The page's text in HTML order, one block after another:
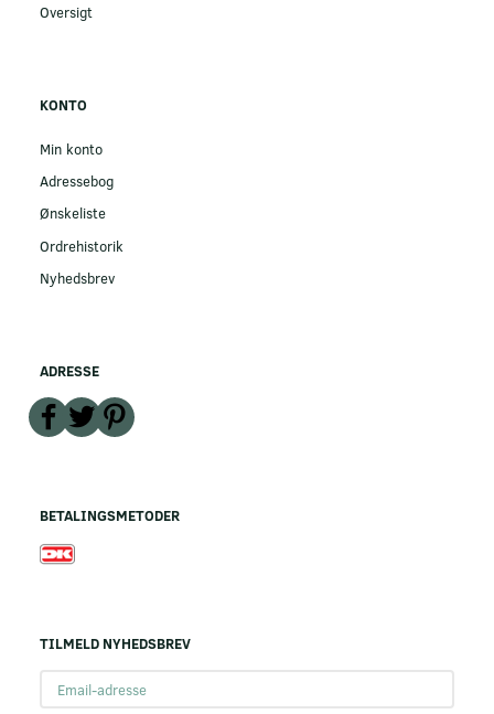
Oversigt
KONTO
Min konto
Adressebog
Ønskeliste
Ordrehistorik
Nyhedsbrev
ADRESSE
BETALINGSMETODER
TILMELD NYHEDSBREV
adresse